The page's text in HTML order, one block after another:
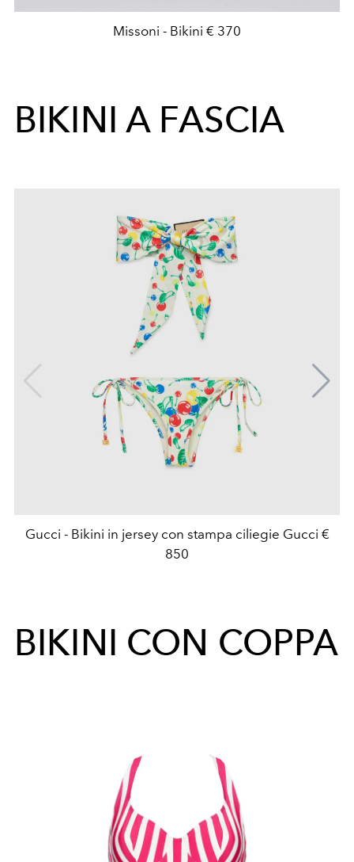
Missoni - Bikini € 370
BIKINI A FASCIA
Gucci - Bikini in jersey con stampa ciliegie Gucci €
850
BIKINI CON COPPA